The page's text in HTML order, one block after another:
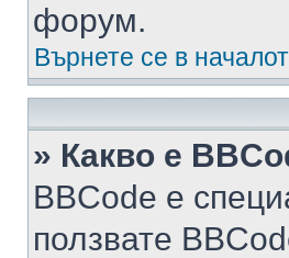
форум.
Върнете се в
» Какво е
BBCode е
ползвате